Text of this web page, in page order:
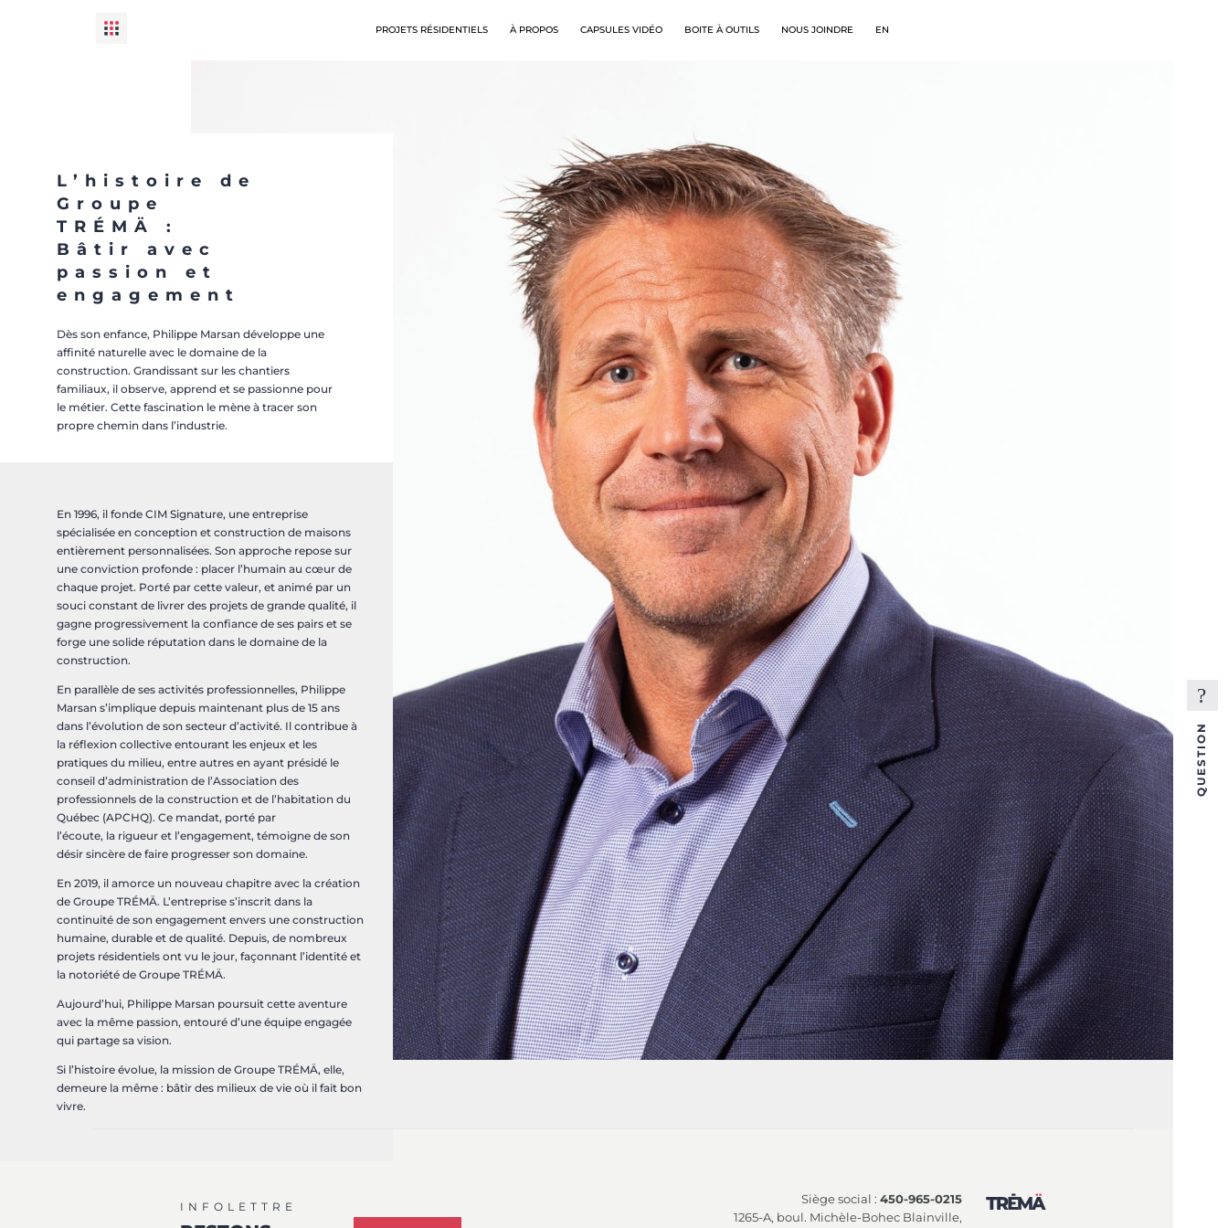
PROJETS RÉSIDENTIELS À PROPOS CAPSULES VIDÉO BOITE À OUTILS NOUS JOINDRE EN
L’histoire de
Groupe
TRÉMÄ :
Bâtir avec
passion et
engagement
Dès son enfance, Philippe Marsan développe une
affinité naturelle avec le domaine de la
construction. Grandissant sur les chantiers
familiaux, il observe, apprend et se passionne pour
le métier. Cette fascination le mène à tracer son
propre chemin dans l’industrie.
En 1996, il fonde CIM Signature, une entreprise
spécialisée en conception et construction de maisons
entièrement personnalisées. Son approche repose sur
une conviction profonde : placer l’humain au cœur de
chaque projet. Porté par cette valeur, et animé par un
souci constant de livrer des projets de grande qualité, il
gagne progressivement la confiance de ses pairs et se
forge une solide réputation dans le domaine de la
construction.
En parallèle de ses activités professionnelles, Philippe
Marsan s’implique depuis maintenant plus de 15 ans
dans l’évolution de son secteur d’activité. Il contribue à
la réflexion collective entourant les enjeux et les
pratiques du milieu, entre autres en ayant présidé le
conseil d’administration de l’Association des
professionnels de la construction et de l’habitation du
Québec (APCHQ). Ce mandat, porté par
l’écoute, la rigueur et l’engagement, témoigne de son
désir sincère de faire progresser son domaine.
En 2019, il amorce un nouveau chapitre avec la création
de Groupe TRÉMÄ. L’entreprise s’inscrit dans la
continuité de son engagement envers une construction
humaine, durable et de qualité. Depuis, de nombreux
projets résidentiels ont vu le jour, façonnant l’identité et
la notoriété de Groupe TRÉMÄ.
Aujourd’hui, Philippe Marsan poursuit cette aventure
avec la même passion, entouré d’une équipe engagée
qui partage sa vision.
Si l’histoire évolue, la mission de Groupe TRÉMÄ, elle,
demeure la même : bâtir des milieux de vie où il fait bon
vivre.
INFOLETTRE
Siège social : 450-965-0215
1265-A, boul. Michèle-Bohec Blainville,
QUESTION